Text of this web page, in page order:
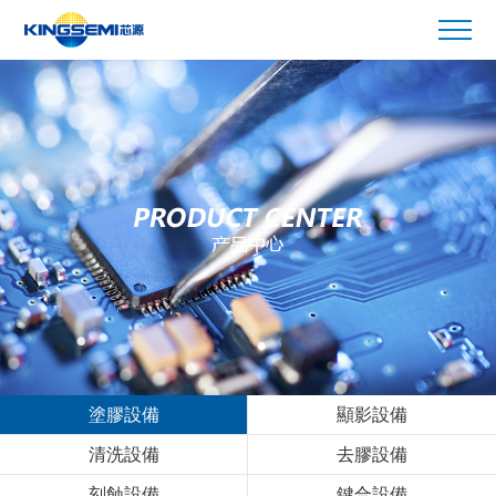
塗膠設備 顯影設備
清洗設備 去膠設備